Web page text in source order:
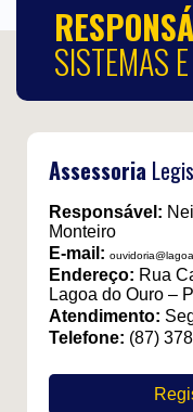
SISTEMAS
Assessoria
Responsável:
Monteiro
E-mail:
Endereço: Rua
Lagoa do Ouro –
Atendimento:
Telefone: (87)